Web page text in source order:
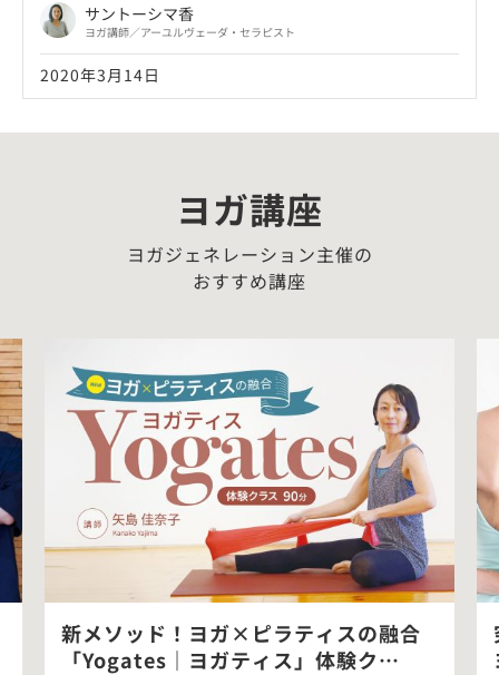
サントーシマ香
ヨガ講師／アーユルヴェーダ・セラピスト
2020年3月14日
ヨガ講座
ヨガジェネレーション主催の
おすすめ講座
新メソッド！ヨガ×ピラティスの融合
「Yogates｜ヨガティス」体験ク…